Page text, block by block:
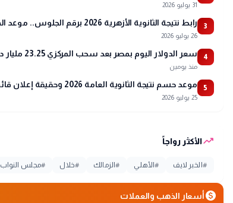
31 يوليو 2026
3 رابط نتيجة الثانوية الأزهرية 2026 برقم الجلوس.. موعد المؤتمر الصحفي وتفاصيل أسماء الأوائل
26 يوليو 2026
4 سعر الدولار اليوم بمصر بعد سحب المركزي 23.25 مليار دولار من البنوك
منذ يومين
5 موعد حسم نتيجة الثانوية العامة 2026 وحقيقة إعلان قائمة الأوائل
25 يوليو 2026
trending_upالأكثر رواجاً
# الخبر لايف #الأهلي #الزمالك #خلال #مجلس النواب
monetization_onأسعار الذهب والعملات